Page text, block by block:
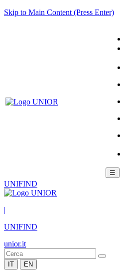
Skip to Main Content (Press Enter)
☰
UNIFIND
|
UNIFIND
unior.it
IT EN